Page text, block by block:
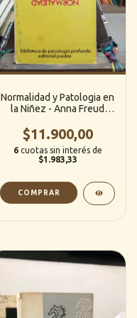
Normalidad y Patologia en
la Niñez - Anna Freud
$11.900,00
6 cuotas sin interés de
$1.983,33